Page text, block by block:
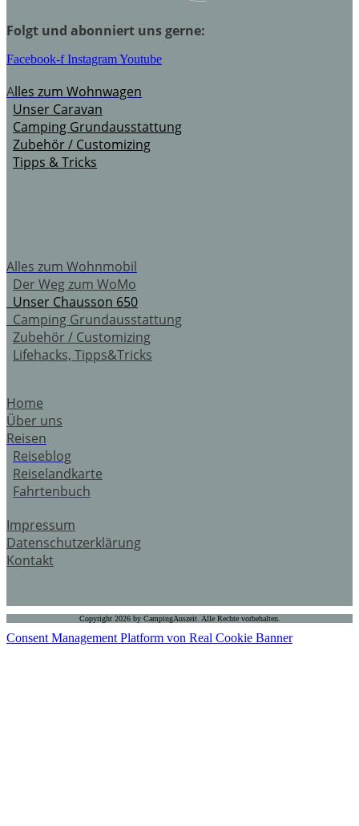
Folgt und abonniert uns gerne:
Facebook-f InstagramYoutube
Alles zum Wohnwagen
Unser Caravan
Camping Grundausstattung
Zubehör / Customizing
Tipps & Tricks
Alles zum Wohnmobil
Der Weg zum WoMo
Unser Chausson 650
Camping Grundausstattung
Zubehör / Customizing
Lifehacks, Tipps&Tricks
Home
Über uns
Reisen
Reiseblog
Reiselandkarte
Fahrtenbuch
Impressum
Datenschutzerklärung
Kontakt
Copyright 2026 by CampingAuszeit. Alle Rechte vorbehalten.
Consent Management Platform von Real Cookie Banner